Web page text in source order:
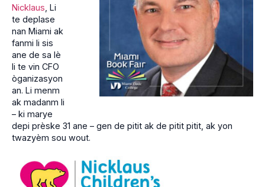
Nicklaus , Li
te deplase
nan Miami ak
fanmi li sis
ane de sa lè
li te vin CFO
òganizasyon
an. Li menm
ak madanm li
– ki marye
depi prèske 31 ane – gen de pitit ak de pitit pitit, ak yon
twazyèm sou wout.